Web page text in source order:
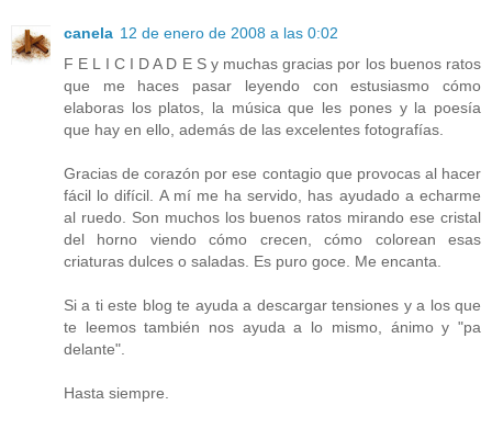
canela 12 de enero de 2008 a las 0:02
F E L I C I D A D E S y muchas gracias por los buenos ratos
que me haces pasar leyendo con estusiasmo cómo
elaboras los platos, la música que les pones y la poesía
que hay en ello, además de las excelentes fotografías.
Gracias de corazón por ese contagio que provocas al hacer
fácil lo difícil. A mí me ha servido, has ayudado a echarme
al ruedo. Son muchos los buenos ratos mirando ese cristal
del horno viendo cómo crecen, cómo colorean esas
criaturas dulces o saladas. Es puro goce. Me encanta.
Si a ti este blog te ayuda a descargar tensiones y a los que
te leemos también nos ayuda a lo mismo, ánimo y "pa
delante".
Hasta siempre.